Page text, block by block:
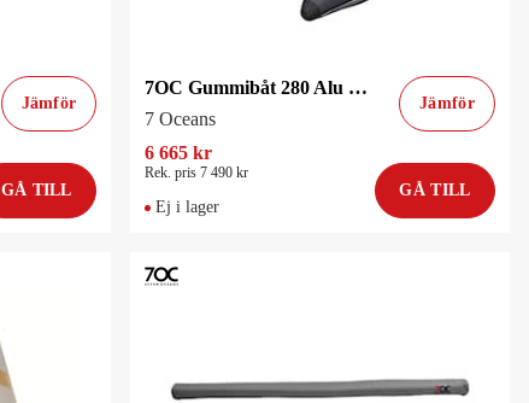
Jämför
GÅ TILL
7OC Gummibåt 280 Alu Charcoal
7 Oceans
Jämför
6 665 kr
Rek. pris 7 490 kr
Ej i lager
GÅ TILL